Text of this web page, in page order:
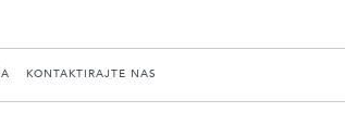
KONTAKTIRAJTE NAS